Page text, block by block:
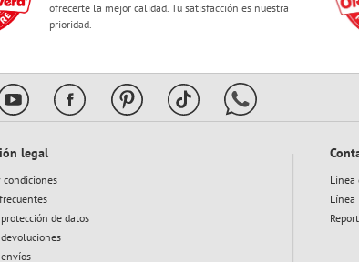
ofrecerte la mejor calidad. Tu satisfacción es nuestra
prioridad.
legal
condiciones
de datos
Línea
Línea